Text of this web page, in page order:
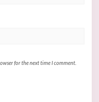
for the next time I comment.